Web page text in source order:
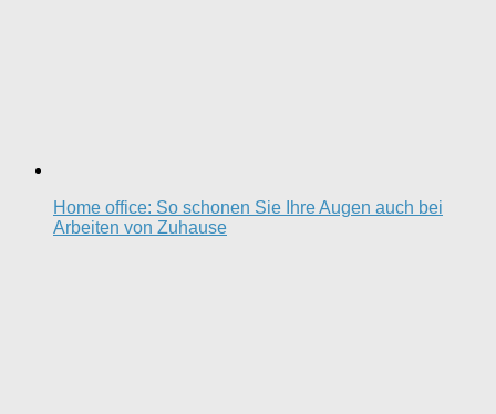
Home office: So schonen Sie Ihre Augen auch bei
Arbeiten von Zuhause